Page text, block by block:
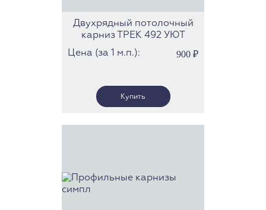
Двухрядный потолочный
карниз ТРЕК 492 УЮТ
Цена (за 1 м.п.):
900 ₽